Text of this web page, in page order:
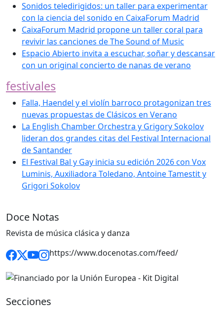
Sonidos teledirigidos: un taller para experimentar
con la ciencia del sonido en CaixaForum Madrid
CaixaForum Madrid propone un taller coral para
revivir las canciones de The Sound of Music
Espacio Abierto invita a escuchar, soñar y descansar
con un original concierto de nanas de verano
festivales
Falla, Haendel y el violín barroco protagonizan tres
nuevas propuestas de Clásicos en Verano
La English Chamber Orchestra y Grigory Sokolov
lideran dos grandes citas del Festival Internacional
de Santander
El Festival Bal y Gay inicia su edición 2026 con Vox
Luminis, Auxiliadora Toledano, Antoine Tamestit y
Grigori Sokolov
Doce Notas
Revista de música clásica y danza
https://www.docenotas.com/feed/
Secciones